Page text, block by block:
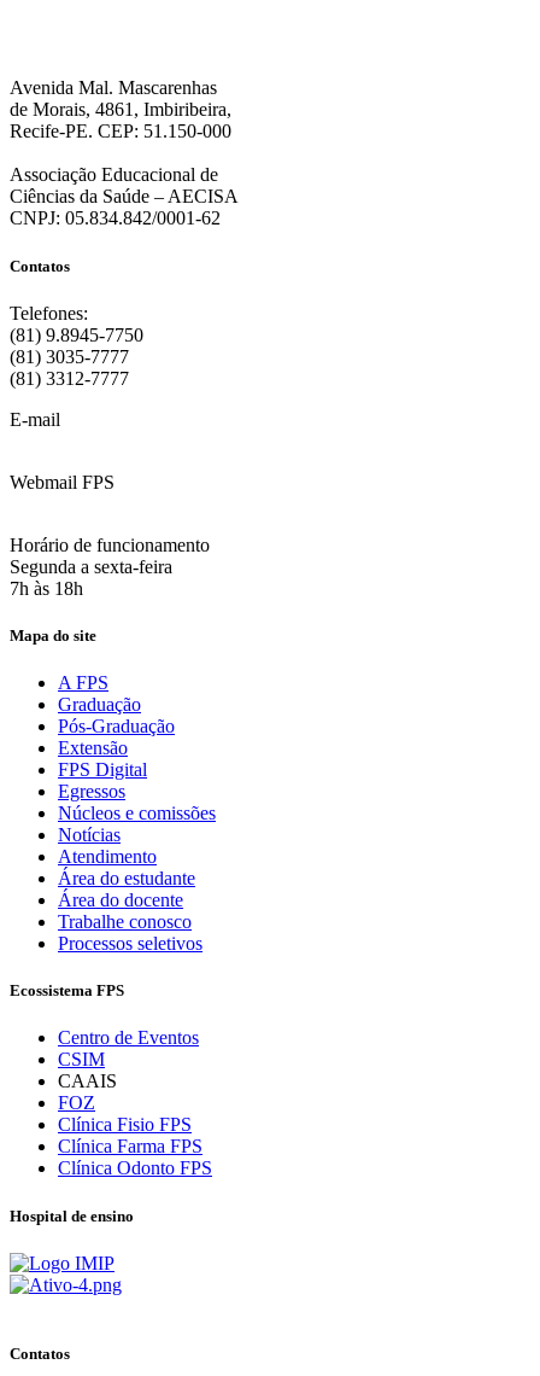
Avenida Mal. Mascarenhas
de Morais, 4861, Imbiribeira,
Recife-PE. CEP: 51.150-000
Associação Educacional de
Ciências da Saúde – AECISA
CNPJ: 05.834.842/0001-62
Contatos
Telefones:
(81) 9.8945-7750
(81) 3035-7777
(81) 3312-7777
E-mail
Webmail FPS
Horário de funcionamento
Segunda a sexta-feira
7h às 18h
Mapa do site
A FPS
Graduação
Pós-Graduação
Extensão
FPS Digital
Egressos
Núcleos e comissões
Notícias
Atendimento
Área do estudante
Área do docente
Trabalhe conosco
Processos seletivos
Ecossistema FPS
Centro de Eventos
CSIM
CAAIS
FOZ
Clínica Fisio FPS
Clínica Farma FPS
Clínica Odonto FPS
Hospital de ensino
Contatos